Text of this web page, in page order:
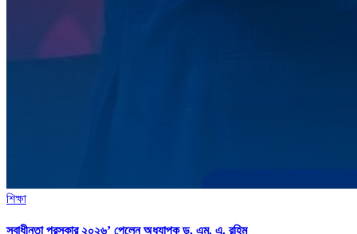
শিক্ষা
স্বাধীনতা পুরস্কার ২০২৬’ পেলেন অধ্যাপক ড. এম. এ. রহিম